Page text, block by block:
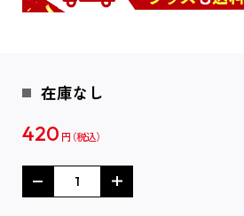
在庫なし
420 円